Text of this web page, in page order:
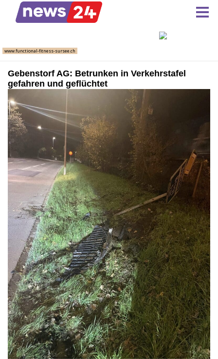
Gebenstorf AG: Betrunken in Verkehrstafel
gefahren und geflüchtet